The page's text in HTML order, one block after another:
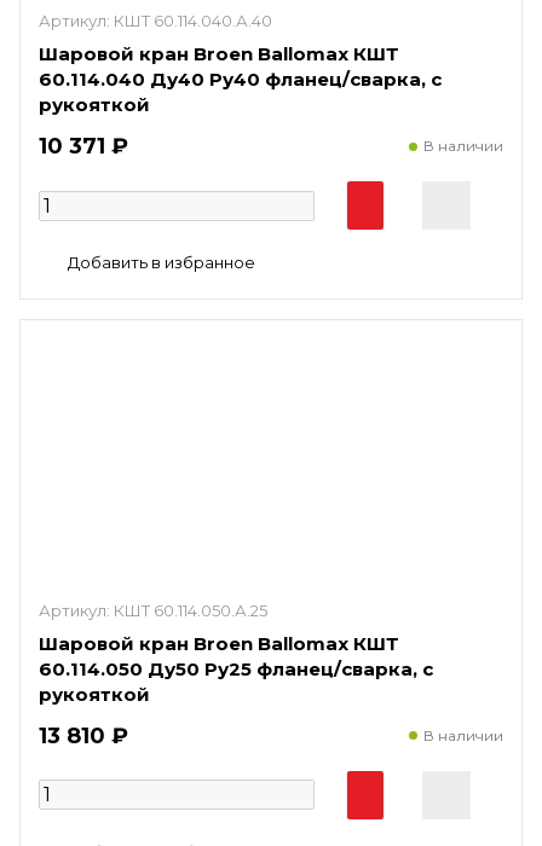
Артикул: КШТ 60.114.040.А.40
Шаровой кран Broen Ballomax КШТ
60.114.040 Ду40 Ру40 фланец/сварка, с
рукояткой
10 371 ₽ В наличии
Артикул: КШТ 60.114.050.А.25
Шаровой кран Broen Ballomax КШТ
60.114.050 Ду50 Ру25 фланец/сварка, с
рукояткой
13 810 ₽ В наличии